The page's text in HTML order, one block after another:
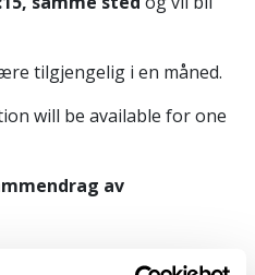
tilgjengelig i en måned.
will be available for one
av